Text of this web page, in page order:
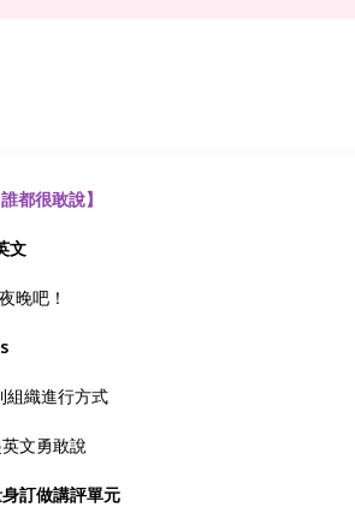
都很敢說】
文
晚吧！
組織進行方式
文勇敢說
訂做講評單元